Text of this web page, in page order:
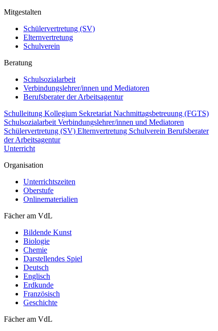
Mitgestalten
Schülervertretung (SV)
Elternvertretung
Schulverein
Beratung
Schulsozialarbeit
Verbindungslehrer/innen und Mediatoren
Berufsberater der Arbeitsagentur
Schulleitung Kollegium Sekretariat Nachmittagsbetreuung (FGTS)
Schulsozialarbeit Verbindungslehrer/innen und Mediatoren
Schülervertretung (SV) Elternvertretung Schulverein Berufsberater
der Arbeitsagentur
Unterricht
Organisation
Unterrichtszeiten
Oberstufe
Onlinematerialien
Fächer am VdL
Bildende Kunst
Biologie
Chemie
Darstellendes Spiel
Deutsch
Englisch
Erdkunde
Französisch
Geschichte
Fächer am VdL